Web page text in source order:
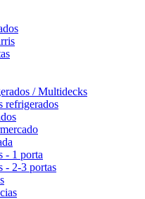
/ Multidecks
refrigerados
- 1 porta
- 2-3 portas